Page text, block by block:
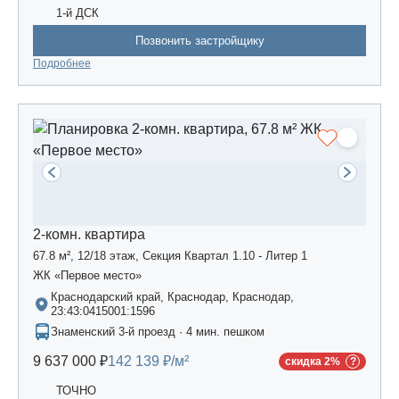
1-й ДСК
Позвонить застройщику
Подробнее
2-комн. квартира
67.8 м², 12/18 этаж, Секция Квартал 1.10 - Литер 1
ЖК «Первое место»
Краснодарский край, Краснодар, Краснодар,
23:43:0415001:1596
Знаменский 3-й проезд · 4 мин. пешком
9 637 000 ₽142 139 ₽/м² скидка 2%
ТОЧНО